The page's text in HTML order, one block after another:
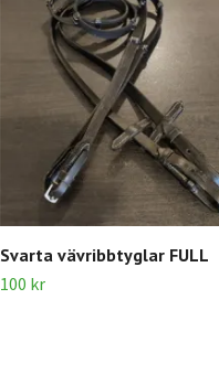
Svarta vävribbtyglar FULL
100 kr